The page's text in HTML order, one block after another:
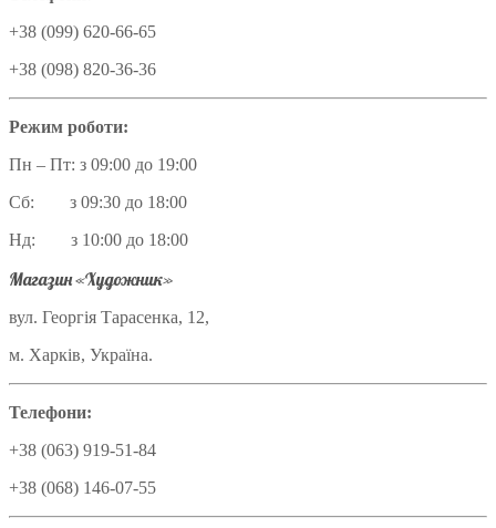
+38 (099) 620-66-65
+38 (098) 820-36-36
Режим роботи:
Пн – Пт: з 09:00 до 19:00
Сб: з 09:30 до 18:00
Нд: з 10:00 до 18:00
Магазин «Художник»
вул. Георгія Тарасенка, 12,
м. Харків, Україна.
Телефони:
+38 (063) 919-51-84
+38 (068) 146-07-55